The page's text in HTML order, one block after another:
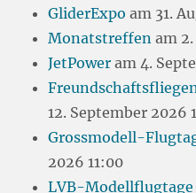
GliderExpo am 31.
Monatstreffen am
JetPower am 4.
12. September 2026
Grossmodell-
2026 11:00
LVB-Modellflugtage